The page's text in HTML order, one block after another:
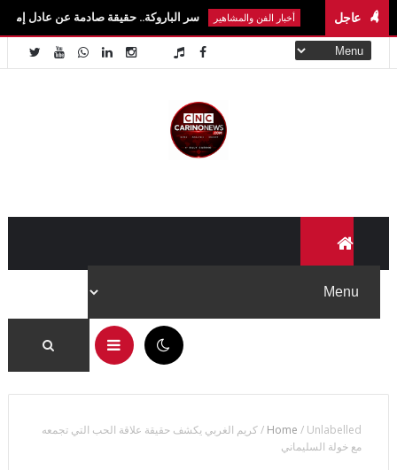
عاجل
أخبار الفن والمشاهير سر الباروكة.. حقيقة صادمة عن عادل إمام وسمير غانم
Home / Unlabelled
/كريم الغربي يكشف حقيقة علاقة الحب التي تجمعه
مع خولة السليماني